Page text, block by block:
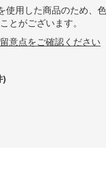
使用した商品のため、
とがございます。
意点をご確認ください
)